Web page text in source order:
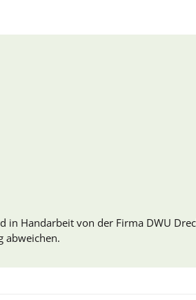
in Handarbeit von der Firma DWU
abweichen.